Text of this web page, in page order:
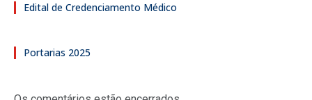
Edital de Credenciamento Médico
Portarias 2025